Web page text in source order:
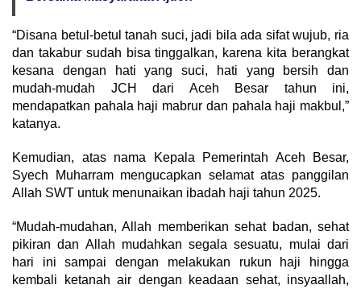
“Disana betul-betul tanah suci, jadi bila ada sifat wujub, ria
dan takabur sudah bisa tinggalkan, karena kita berangkat
kesana dengan hati yang suci, hati yang bersih dan
mudah-mudah JCH dari Aceh Besar tahun ini,
mendapatkan pahala haji mabrur dan pahala haji makbul,”
katanya.
Kemudian, atas nama Kepala Pemerintah Aceh Besar,
Syech Muharram mengucapkan selamat atas panggilan
Allah SWT untuk menunaikan ibadah haji tahun 2025.
“Mudah-mudahan, Allah memberikan sehat badan, sehat
pikiran dan Allah mudahkan segala sesuatu, mulai dari
hari ini sampai dengan melakukan rukun haji hingga
kembali ketanah air dengan keadaan sehat, insyaallah,